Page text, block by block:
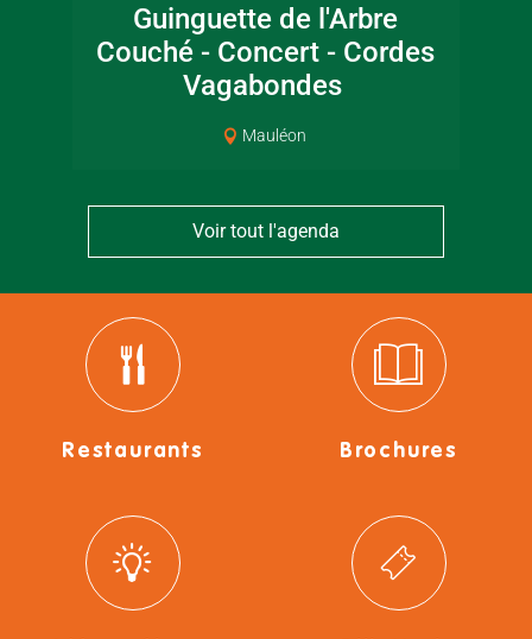
Guinguette de l'Arbre
Couché - Concert - Cordes
Vagabondes
Mauléon
Voir tout l'agenda
Restaurants Brochures